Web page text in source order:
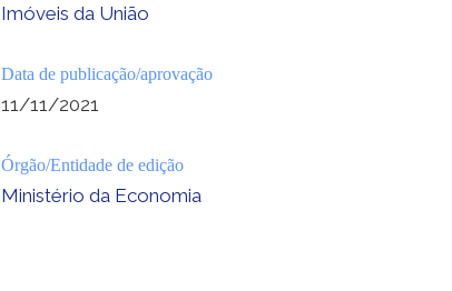
Imóveis da União
Data de publicação/aprovação
11/11/2021
Órgão/Entidade de edição
Ministério da Economia